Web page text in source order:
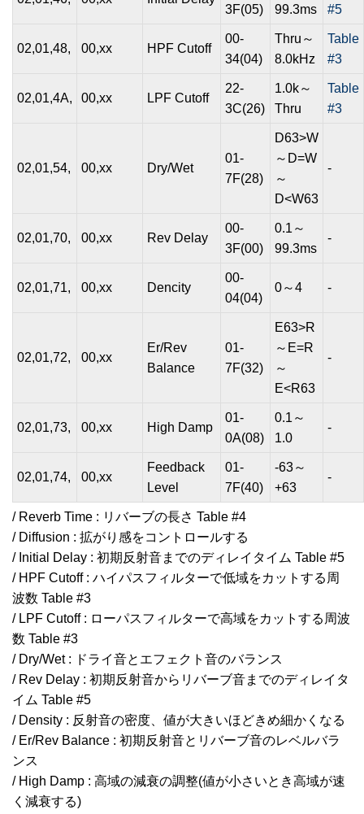
3F(05)
99.3ms
#5
02,01,48, 00,xx HPF Cutoff
00-
34(04)
Thru～
8.0kHz
Table
#3
02,01,4A, 00,xx LPF Cutoff
22-
3C(26)
1.0k～
Thru
Table
#3
02,01,54, 00,xx Dry/Wet
01-
7F(28)
D63>W
～D=W
～
D<W63
-
02,01,70, 00,xx Rev Delay
00-
3F(00)
0.1～
99.3ms
-
02,01,71, 00,xx Dencity
00-
04(04)
0～4 -
02,01,72, 00,xx
Er/Rev
Balance
01-
7F(32)
E63>R
～E=R
～
E<R63
-
02,01,73, 00,xx High Damp
01-
0A(08)
0.1～
1.0
-
02,01,74, 00,xx
Feedback
Level
01-
7F(40)
-63～
+63
-
/ Reverb Time : リバーブの長さ Table #4
/ Diffusion : 拡がり感をコントロールする
/ Initial Delay : 初期反射音までのディレイタイム Table #5
/ HPF Cutoff : ハイパスフィルターで低域をカットする周
波数 Table #3
/ LPF Cutoff : ローパスフィルターで高域をカットする周波
数 Table #3
/ Dry/Wet : ドライ音とエフェクト音のバランス
/ Rev Delay : 初期反射音からリバーブ音までのディレイタ
イム Table #5
/ Density : 反射音の密度、値が大きいほどきめ細かくなる
/ Er/Rev Balance : 初期反射音とリバーブ音のレベルバラ
ンス
/ High Damp : 高域の減衰の調整(値が小さいとき高域が速
く減衰する)